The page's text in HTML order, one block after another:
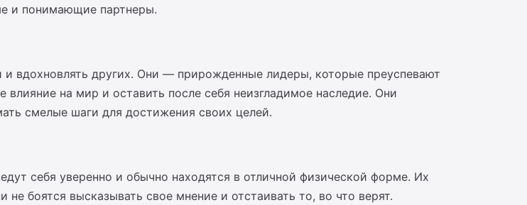
и понимающие партнеры.
вдохновлять других. Они — прирожденные лидеры, которые преуспевают
на мир и оставить после себя неизгладимое наследие. Они
смелые шаги для достижения своих целей.
себя уверенно и обычно находятся в отличной физической форме. Их
боятся высказывать свое мнение и отстаивать то, во что верят.